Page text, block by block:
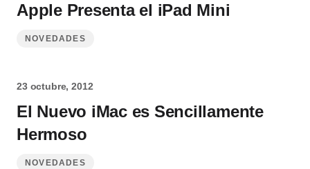
Apple Presenta el iPad Mini
NOVEDADES
23 octubre, 2012
El Nuevo iMac es Sencillamente
Hermoso
NOVEDADES